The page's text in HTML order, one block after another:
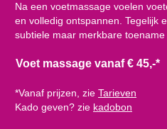
Na een voetmassage voelen
en volledig ontspannen. Tegelijk
subtiele maar merkbare
Voet massage vanaf € 45,-*
*Vanaf prijzen, zie Tarieven
Kado geven? zie kadobon